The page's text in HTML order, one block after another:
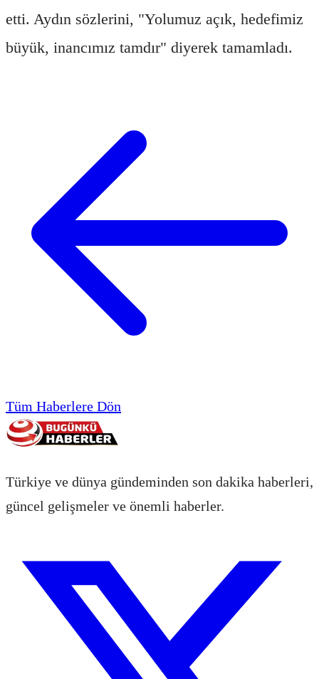
etti. Aydın sözlerini, "Yolumuz açık, hedefimiz
büyük, inancımız tamdır" diyerek tamamladı.
Tüm Haberlere Dön
Türkiye ve dünya gündeminden son dakika haberleri,
güncel gelişmeler ve önemli haberler.